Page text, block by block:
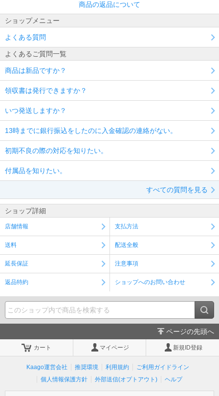
商品の返品について
ショップメニュー
よくある質問
よくあるご質問一覧
商品は新品ですか？
領収書は発行できますか？
いつ発送しますか？
13時までに銀行振込をしたのに入金確認の連絡がない。
初期不良の際の対応を知りたい。
付属品を知りたい。
すべての質問を見る
ショップ詳細
店舗情報 支払方法
送料 配送全般
延長保証 注意事項
返品特約 ショップへのお問い合わせ
ページの先頭へ
カート マイページ 新規ID登録
Kaago運営会社 推奨環境 利用規約
ご利用ガイドライン
個人情報保護方針
外部送信(オプトアウト) ヘルプ